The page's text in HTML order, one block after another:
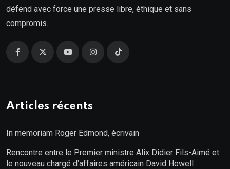
défend avec force une presse libre, éthique et sans
compromis.
Articles récents
In memoriam Roger Edmond, écrivain
Rencontre entre le Premier ministre Alix Didier Fils-Aimé et
le nouveau chargé d’affaires américain David Howell